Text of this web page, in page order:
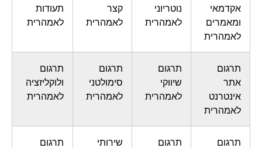
אקדמאי
ומאמרים
לאמהרית
נוטריוני
לאמהרית
קצר
לאמהרית
תעודות
לאמהרית
תרגום
אתר
אינטרנט
לאמהרית
תרגום
שיווקי
לאמהרית
תרגום
סימולטני
לאמהרית
תרגום
ולוקליזציה
לאמהרית
תרגום
תרגום
שירותי
תרגום